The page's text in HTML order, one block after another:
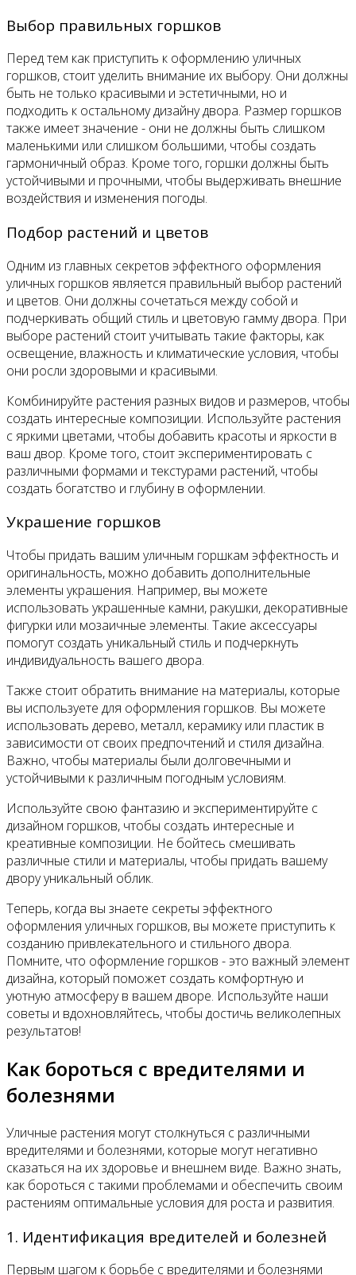
Выбор правильных горшков
Перед тем как приступить к оформлению уличных
горшков, стоит уделить внимание их выбору. Они должны
быть не только красивыми и эстетичными, но и
подходить к остальному дизайну двора. Размер горшков
также имеет значение - они не должны быть слишком
маленькими или слишком большими, чтобы создать
гармоничный образ. Кроме того, горшки должны быть
устойчивыми и прочными, чтобы выдерживать внешние
воздействия и изменения погоды.
Подбор растений и цветов
Одним из главных секретов эффектного оформления
уличных горшков является правильный выбор растений
и цветов. Они должны сочетаться между собой и
подчеркивать общий стиль и цветовую гамму двора. При
выборе растений стоит учитывать такие факторы, как
освещение, влажность и климатические условия, чтобы
они росли здоровыми и красивыми.
Комбинируйте растения разных видов и размеров, чтобы
создать интересные композиции. Используйте растения
с яркими цветами, чтобы добавить красоты и яркости в
ваш двор. Кроме того, стоит экспериментировать с
различными формами и текстурами растений, чтобы
создать богатство и глубину в оформлении.
Украшение горшков
Чтобы придать вашим уличным горшкам эффектность и
оригинальность, можно добавить дополнительные
элементы украшения. Например, вы можете
использовать украшенные камни, ракушки, декоративные
фигурки или мозаичные элементы. Такие аксессуары
помогут создать уникальный стиль и подчеркнуть
индивидуальность вашего двора.
Также стоит обратить внимание на материалы, которые
вы используете для оформления горшков. Вы можете
использовать дерево, металл, керамику или пластик в
зависимости от своих предпочтений и стиля дизайна.
Важно, чтобы материалы были долговечными и
устойчивыми к различным погодным условиям.
Используйте свою фантазию и экспериментируйте с
дизайном горшков, чтобы создать интересные и
креативные композиции. Не бойтесь смешивать
различные стили и материалы, чтобы придать вашему
двору уникальный облик.
Теперь, когда вы знаете секреты эффектного
оформления уличных горшков, вы можете приступить к
созданию привлекательного и стильного двора.
Помните, что оформление горшков - это важный элемент
дизайна, который поможет создать комфортную и
уютную атмосферу в вашем дворе. Используйте наши
советы и вдохновляйтесь, чтобы достичь великолепных
результатов!
Как бороться с вредителями и
болезнями
Уличные растения могут столкнуться с различными
вредителями и болезнями, которые могут негативно
сказаться на их здоровье и внешнем виде. Важно знать,
как бороться с такими проблемами и обеспечить своим
растениям оптимальные условия для роста и развития.
1. Идентификация вредителей и болезней
Первым шагом к борьбе с вредителями и болезнями